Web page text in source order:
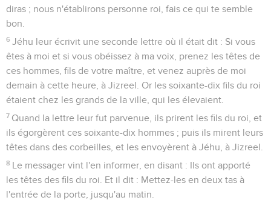
diras ; nous n'établirons personne roi, fais ce qui te semble
bon.
6 Jéhu leur écrivit une seconde lettre où il était dit : Si vous
êtes à moi et si vous obéissez à ma voix, prenez les têtes de
ces hommes, fils de votre maître, et venez auprès de moi
demain à cette heure, à Jizreel. Or les soixante-dix fils du roi
étaient chez les grands de la ville, qui les élevaient.
7 Quand la lettre leur fut parvenue, ils prirent les fils du roi, et
ils égorgèrent ces soixante-dix hommes ; puis ils mirent leurs
têtes dans des corbeilles, et les envoyèrent à Jéhu, à Jizreel.
8 Le messager vint l'en informer, en disant : Ils ont apporté
les têtes des fils du roi. Et il dit : Mettez-les en deux tas à
l'entrée de la porte, jusqu'au matin.